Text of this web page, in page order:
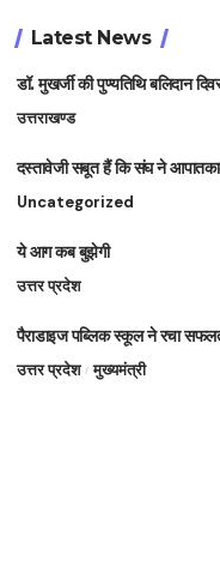
Latest News
डॉ. मुखर्जी की पुण्यतिथि बलिदान
उत्तराखण्ड
दस्तावेजी सबूत हैं कि संघ ने
Uncategorized
ये आग कब बुझेगी
उत्तर प्रदेश
पैराडाइज पब्लिक स्कूल ने रचा
उत्तर प्रदेश मुख्यमंत्री